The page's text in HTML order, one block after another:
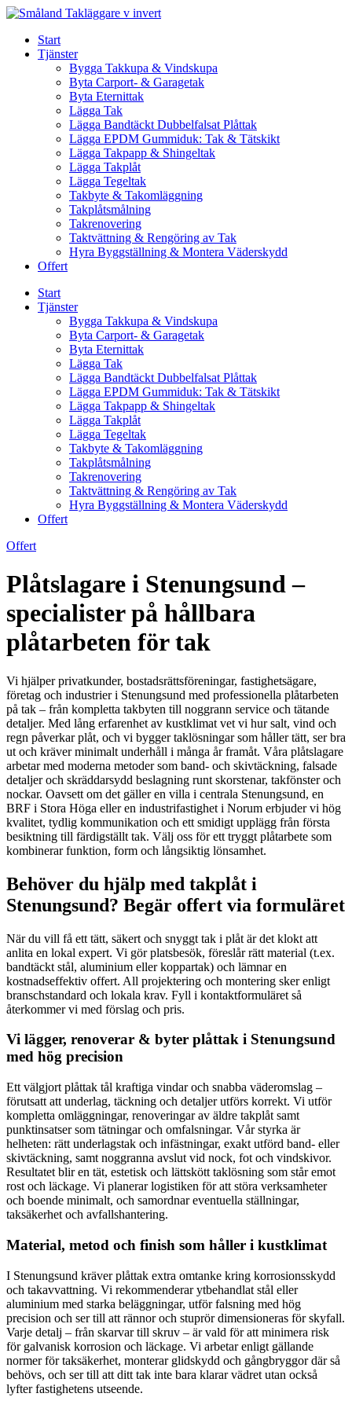
Skip
contentStart
Tjänster
Bygga Takkupa & Vindskupa
Byta Carport- & Garagetak
Byta Eternittak
Lägga Tak
Lägga Bandtäckt Dubbelfalsat Plåttak
Lägga EPDM Gummiduk: Tak & Tätskikt
Lägga Takpapp & Shingeltak
Lägga Takplåt
Lägga Tegeltak
Takbyte & Takomläggning
Takplåtsmålning
Takrenovering
Taktvättning & Rengöring av Tak
Hyra Byggställning & Montera Väderskydd
Offert
Start
Tjänster
Bygga Takkupa & Vindskupa
Byta Carport- & Garagetak
Byta Eternittak
Lägga Tak
Lägga Bandtäckt Dubbelfalsat Plåttak
Lägga EPDM Gummiduk: Tak & Tätskikt
Lägga Takpapp & Shingeltak
Lägga Takplåt
Lägga Tegeltak
Takbyte & Takomläggning
Takplåtsmålning
Takrenovering
Taktvättning & Rengöring av Tak
Hyra Byggställning & Montera Väderskydd
Offert
Offert
Plåtslagare i Stenungsund –
specialister på hållbara
plåtarbeten för tak
Vi hjälper privatkunder, bostadsrättsföreningar, fastighetsägare,
företag och industrier i Stenungsund med professionella plåtarbeten
på tak – från kompletta takbyten till noggrann service och tätande
detaljer. Med lång erfarenhet av kustklimat vet vi hur salt, vind och
regn påverkar plåt, och vi bygger taklösningar som håller tätt, ser bra
ut och kräver minimalt underhåll i många år framåt. Våra plåtslagare
arbetar med moderna metoder som band- och skivtäckning, falsade
detaljer och skräddarsydd beslagning runt skorstenar, takfönster och
nockar. Oavsett om det gäller en villa i centrala Stenungsund, en
BRF i Stora Höga eller en industrifastighet i Norum erbjuder vi hög
kvalitet, tydlig kommunikation och ett smidigt upplägg från första
besiktning till färdigställt tak. Välj oss för ett tryggt plåtarbete som
kombinerar funktion, form och långsiktig lönsamhet.
Behöver du hjälp med takplåt i
Stenungsund? Begär offert via formuläret
När du vill få ett tätt, säkert och snyggt tak i plåt är det klokt att
anlita en lokal expert. Vi gör platsbesök, föreslår rätt material (t.ex.
bandtäckt stål, aluminium eller koppartak) och lämnar en
kostnadseffektiv offert. All projektering och montering sker enligt
branschstandard och lokala krav. Fyll i kontaktformuläret så
återkommer vi med förslag och pris.
Vi lägger, renoverar & byter plåttak i Stenungsund
med hög precision
Ett välgjort plåttak tål kraftiga vindar och snabba väderomslag –
förutsatt att underlag, täckning och detaljer utförs korrekt. Vi utför
kompletta omläggningar, renoveringar av äldre takplåt samt
punktinsatser som tätningar och omfalsningar. Vår styrka är
helheten: rätt underlagstak och infästningar, exakt utförd band- eller
skivtäckning, samt noggranna avslut vid nock, fot och vindskivor.
Resultatet blir en tät, estetisk och lättskött taklösning som står emot
rost och läckage. Vi planerar logistiken för att störa verksamheter
och boende minimalt, och samordnar eventuella ställningar,
taksäkerhet och avfallshantering.
Material, metod och finish som håller i kustklimat
I Stenungsund kräver plåttak extra omtanke kring korrosionsskydd
och takavvattning. Vi rekommenderar ytbehandlat stål eller
aluminium med starka beläggningar, utför falsning med hög
precision och ser till att rännor och stuprör dimensioneras för skyfall.
Varje detalj – från skarvar till skruv – är vald för att minimera risk
för galvanisk korrosion och läckage. Vi arbetar enligt gällande
normer för taksäkerhet, monterar glidskydd och gångbryggor där så
behövs, och ser till att ditt tak inte bara klarar vädret utan också
lyfter fastighetens utseende.